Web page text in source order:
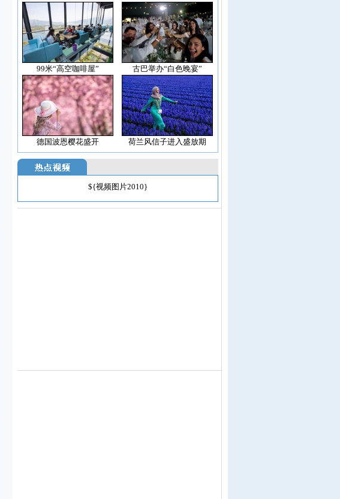
99米“高空咖啡屋” 古巴举办“白色晚宴”
德国波恩樱花盛开 荷兰风信子进入盛放期
${视频图片2010}